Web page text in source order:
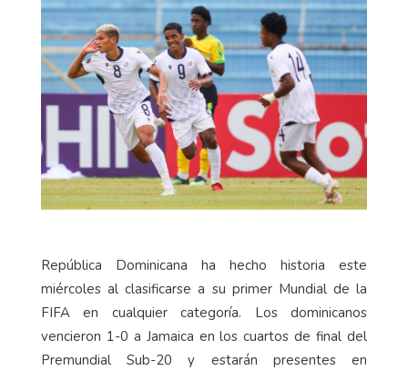
República Dominicana ha hecho historia este
miércoles al clasificarse a su primer Mundial de la
FIFA en cualquier categoría. Los dominicanos
vencieron 1-0 a Jamaica en los cuartos de final del
Premundial Sub-20 y estarán presentes en